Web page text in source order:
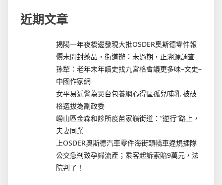
近期文章
揭陽一年夜橋邊發現大批OSDER奧斯德零件報
價未開封藥品，街道辦：未過期，正溯源調查
孫犁：老年末年讀史找九宮格會議更多味–文史–
中國作家網
女平易近警為災台包養網心得區孤兒哺乳 被破
格選拔為副政委
嶗山區金森和診所疫苗家嶺街道：“逆行”路上，
夫妻同業
上OSDER奧斯德汽車零件海街頭轎車違規插隊
公交急剎致孕婦流產；乘客起訴索賠9萬元，法
院判了！